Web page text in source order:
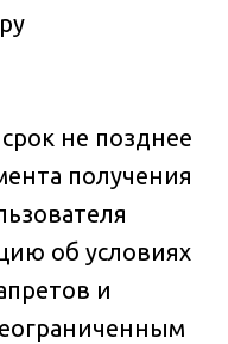
не позднее
получения
об условиях
и